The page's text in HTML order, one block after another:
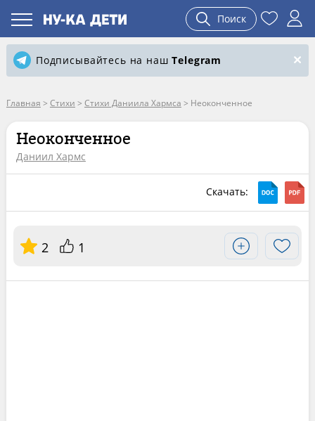
Поиск
Подписывайтесь на нашTelegram
Главная > Стихи > Стихи Даниила Хармса > Неоконченное
Неоконченное
Даниил Хармс
Скачать:
2 1